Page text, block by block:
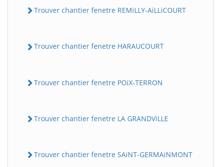
Trouver chantier fenetre REMiLLY-AiLLiCOURT
Trouver chantier fenetre HARAUCOURT
Trouver chantier fenetre POiX-TERRON
Trouver chantier fenetre LA GRANDViLLE
Trouver chantier fenetre SAiNT-GERMAiNMONT